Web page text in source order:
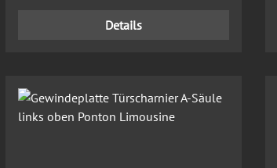
Details